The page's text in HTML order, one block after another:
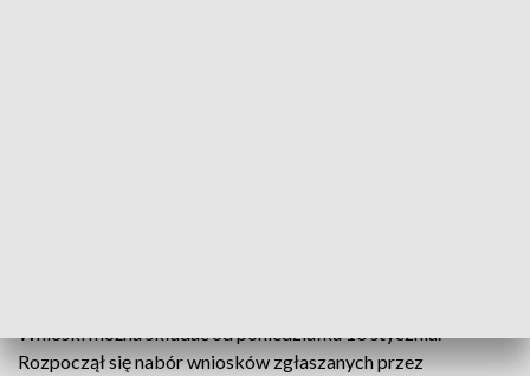
Wnioski można składać od poniedziałku 10 stycznia. -
Rozpoczął się nabór wniosków zgłaszanych przez